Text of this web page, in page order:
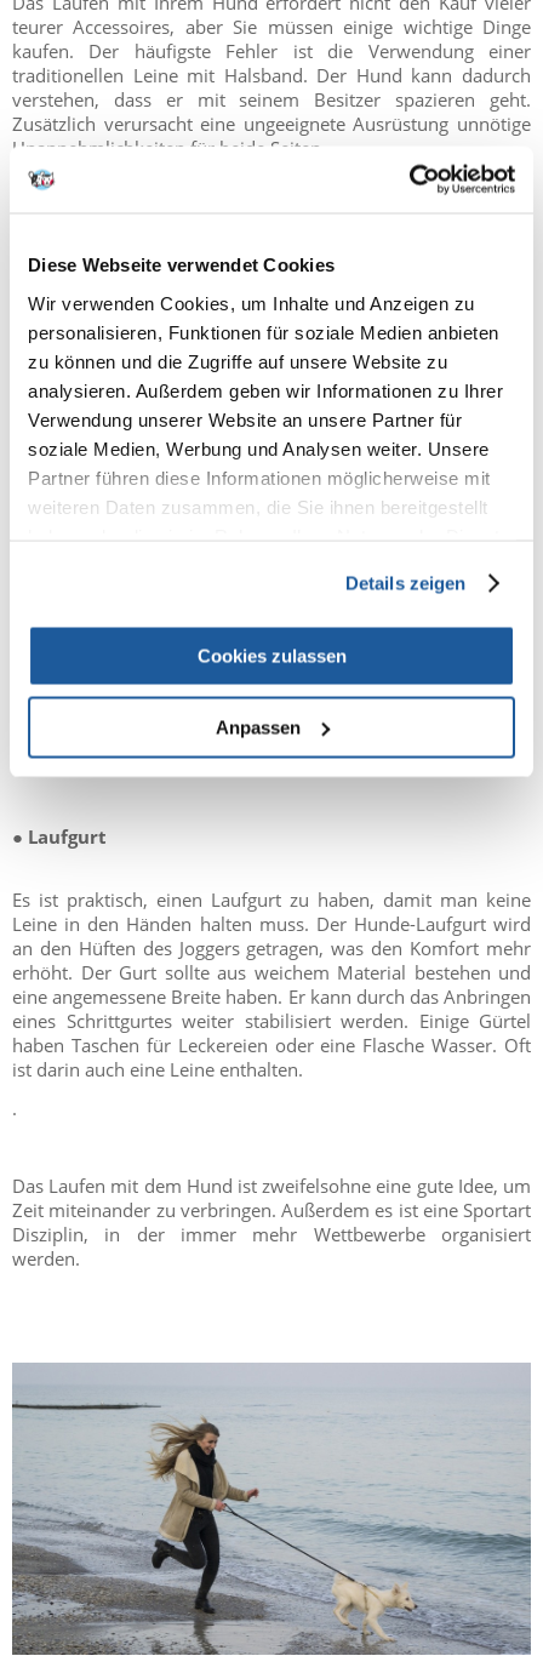
Diese Webseite verwendet Cookies
Wir verwenden Cookies, um Inhalte und Anzeigen zu
personalisieren, Funktionen für soziale Medien anbieten
zu können und die Zugriffe auf unsere Website zu
analysieren. Außerdem geben wir Informationen zu Ihrer
Verwendung unserer Website an unsere Partner für
soziale Medien, Werbung und Analysen weiter. Unsere
Partner führen diese Informationen möglicherweise mit
weiteren Daten zusammen, die Sie ihnen bereitgestellt
Details zeigen
Cookies zulassen
Anpassen
teurer Accessoires, aber Sie müssen einige wichtige Dinge
kaufen. Der häufigste Fehler ist die Verwendung einer
traditionellen Leine mit Halsband. Der Hund kann dadurch
verstehen, dass er mit seinem Besitzer spazieren geht.
Zusätzlich verursacht eine ungeeignete Ausrüstung unnötige
Unannehmlichkeiten für beide Seiten.
Eine gewöhnliche spannt sich beim Laufen an, was zu Ruckeln
Es ist also viel besser, ein traditionelles Halsband durch
komfortablen Träger zu ersetzen. Eine der Optionen sind Sled-
Träger. Auch die Breite der Gurte ist zu beachten – sind sie zu
schmal können sie den Körper des Tieres drücken und
schmerzhafte Hautreizungen verursachen. Es ist gut, wenn die
Hosenträger mit weichem Material oder Schaumstoff
verstärkt sind.
die bisherige Leine nicht ersetzen will, genügt ein getrennter
Stoßdämpfer, der an jeder Leine befestigt werden kann. Die
beiträgt, jeden Ruck auszugleichen, um den Komfort für den
Jogger und den Hund zu gewährleisten. Die Leine sollte eine
angemessene Länge haben: von 2 bis 4 m.
● Laufgurt
Es ist praktisch, einen Laufgurt zu haben, damit man keine
Leine in den Händen halten muss. Der Hunde-Laufgurt wird
an den Hüften des Joggers getragen, was den Komfort mehr
erhöht. Der Gurt sollte aus weichem Material bestehen und
eine angemessene Breite haben. Er kann durch das Anbringen
eines Schrittgurtes weiter stabilisiert werden. Einige Gürtel
haben Taschen für Leckereien oder eine Flasche Wasser. Oft
ist darin auch eine Leine enthalten.
.
Das Laufen mit dem Hund ist zweifelsohne eine gute Idee, um
Zeit miteinander zu verbringen. Außerdem es ist eine Sportart
Disziplin, in der immer mehr Wettbewerbe organisiert
werden.